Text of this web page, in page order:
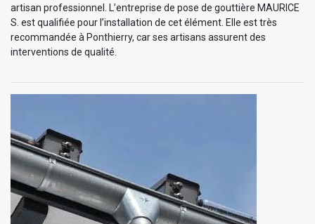
artisan professionnel. L’entreprise de pose de gouttière MAURICE
S. est qualifiée pour l’installation de cet élément. Elle est très
recommandée à Ponthierry, car ses artisans assurent des
interventions de qualité.